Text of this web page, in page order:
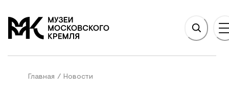
На главную
Главная / Новости